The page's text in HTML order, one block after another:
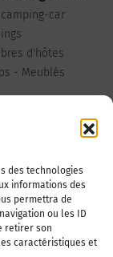
des technologies
informations des
permettra de
ou les ID
retirer son
caractéristiques et
car
d'hôtes
- Meublés
annonce
contacter